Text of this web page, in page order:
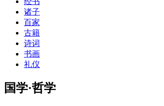
诸子
百家
古籍
诗词
书画
礼仪
国学·哲学